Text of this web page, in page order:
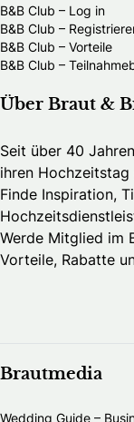
B&B Club – Log in
B&B Club –
B&B Club – Vorteile
B&B Club –
Über Braut &
Seit über 40
ihren
Finde Inspiration,
Werde Mitglied im
Vorteile, Rabatte
Brautmedia
Wedding Guide –